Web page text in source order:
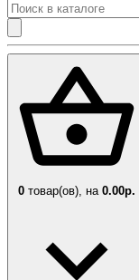
0 товар(ов), на 0.00р.